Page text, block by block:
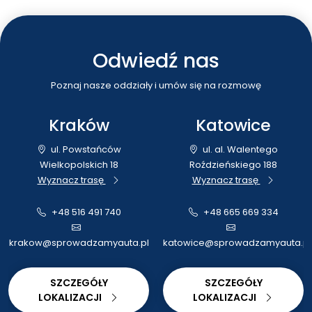
Odwiedź nas
Poznaj nasze oddziały i umów się na rozmowę
Kraków
ul. Powstańców
Wielkopolskich 18
Wyznacz trasę
+48 516 491 740
krakow@sprowadzamyauta.pl
SZCZEGÓŁY
LOKALIZACJI
Katowice
ul. al. Walentego
Roździeńskiego 188
Wyznacz trasę
+48 665 669 334
katowice@sprowadzamyauta.pl
SZCZEGÓŁY
LOKALIZACJI